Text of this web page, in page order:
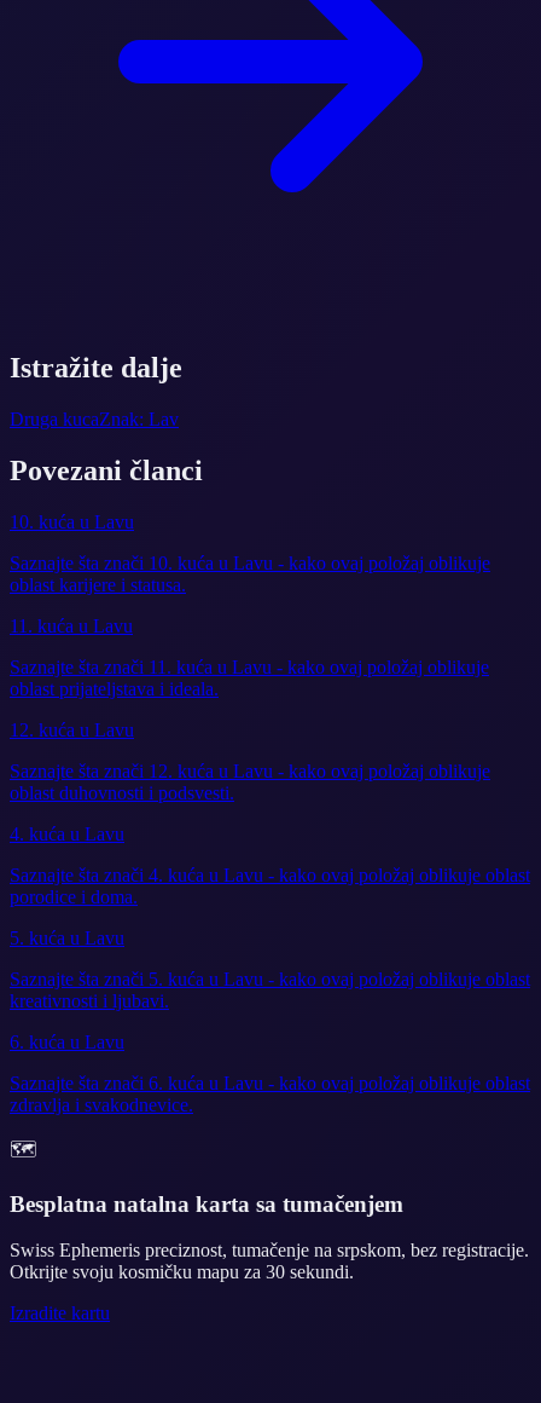
Istražite dalje
Druga kucaZnak: Lav
Povezani članci
10. kuća u Lavu
Saznajte šta znači 10. kuća u Lavu - kako ovaj položaj oblikuje
oblast karijere i statusa.
11. kuća u Lavu
Saznajte šta znači 11. kuća u Lavu - kako ovaj položaj oblikuje
oblast prijateljstava i ideala.
12. kuća u Lavu
Saznajte šta znači 12. kuća u Lavu - kako ovaj položaj oblikuje
oblast duhovnosti i podsvesti.
4. kuća u Lavu
Saznajte šta znači 4. kuća u Lavu - kako ovaj položaj oblikuje oblast
porodice i doma.
5. kuća u Lavu
Saznajte šta znači 5. kuća u Lavu - kako ovaj položaj oblikuje oblast
kreativnosti i ljubavi.
6. kuća u Lavu
Saznajte šta znači 6. kuća u Lavu - kako ovaj položaj oblikuje oblast
zdravlja i svakodnevice.
🗺️
Besplatna natalna karta sa tumačenjem
Swiss Ephemeris preciznost, tumačenje na srpskom, bez registracije.
Otkrijte svoju kosmičku mapu za 30 sekundi.
Izradite kartu